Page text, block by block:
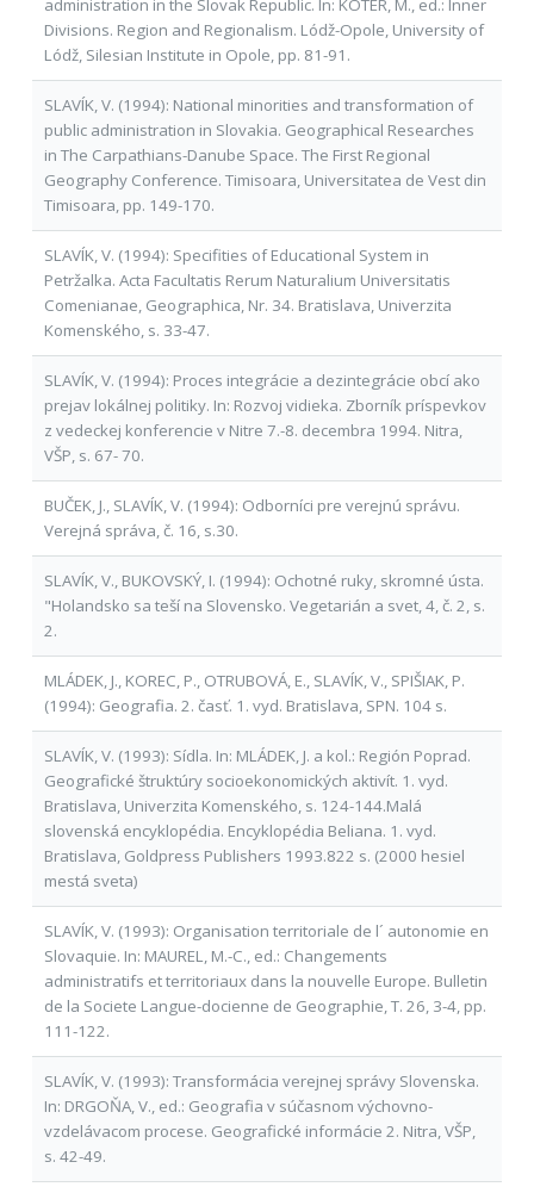
administration in the Slovak Republic. In: KOTER, M., ed.: Inner
Divisions. Region and Regionalism. Lódž-Opole, University of
Lódž, Silesian Institute in Opole, pp. 81-91.
SLAVÍK, V. (1994): National minorities and transformation of
public administration in Slovakia. Geographical Researches
in The Carpathians-Danube Space. The First Regional
Geography Conference. Timisoara, Universitatea de Vest din
Timisoara, pp. 149-170.
SLAVÍK, V. (1994): Specifities of Educational System in
Petržalka. Acta Facultatis Rerum Naturalium Universitatis
Comenianae, Geographica, Nr. 34. Bratislava, Univerzita
Komenského, s. 33-47.
SLAVÍK, V. (1994): Proces integrácie a dezintegrácie obcí ako
prejav lokálnej politiky. In: Rozvoj vidieka. Zborník príspevkov
z vedeckej konferencie v Nitre 7.-8. decembra 1994. Nitra,
VŠP, s. 67- 70.
BUČEK, J., SLAVÍK, V. (1994): Odborníci pre verejnú správu.
Verejná správa, č. 16, s.30.
SLAVÍK, V., BUKOVSKÝ, I. (1994): Ochotné ruky, skromné ústa.
"Holandsko sa teší na Slovensko. Vegetarián a svet, 4, č. 2, s.
2.
MLÁDEK, J., KOREC, P., OTRUBOVÁ, E., SLAVÍK, V., SPIŠIAK, P.
(1994): Geografia. 2. časť. 1. vyd. Bratislava, SPN. 104 s.
SLAVÍK, V. (1993): Sídla. In: MLÁDEK, J. a kol.: Región Poprad.
Geografické štruktúry socioekonomických aktivít. 1. vyd.
Bratislava, Univerzita Komenského, s. 124-144.Malá
slovenská encyklopédia. Encyklopédia Beliana. 1. vyd.
Bratislava, Goldpress Publishers 1993.822 s. (2000 hesiel
mestá sveta)
SLAVÍK, V. (1993): Organisation territoriale de l´ autonomie en
Slovaquie. In: MAUREL, M.-C., ed.: Changements
administratifs et territoriaux dans la nouvelle Europe. Bulletin
de la Societe Langue-docienne de Geographie, T. 26, 3-4, pp.
111-122.
SLAVÍK, V. (1993): Transformácia verejnej správy Slovenska.
In: DRGOŇA, V., ed.: Geografia v súčasnom výchovno-
vzdelávacom procese. Geografické informácie 2. Nitra, VŠP,
s. 42-49.